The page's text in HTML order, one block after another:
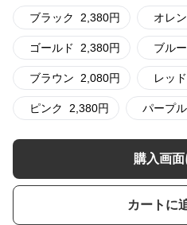
ブラック 2,380円 オレ
ゴールド 2,380円 ブルー
ブラウン 2,080円 レッド
ピンク 2,380円 パープル
購入画
カートに